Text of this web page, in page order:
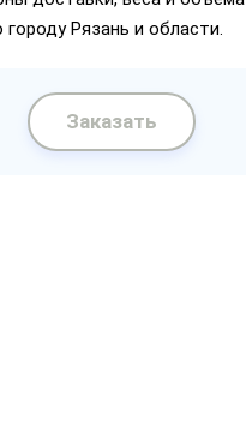
Рязань и области.
Заказать